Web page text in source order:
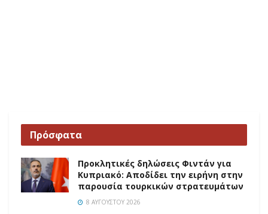
Πρόσφατα
Προκλητικές δηλώσεις Φιντάν για
Κυπριακό: Αποδίδει την ειρήνη στην
παρουσία τουρκικών στρατευμάτων
8 ΑΥΓΟΎΣΤΟΥ 2026